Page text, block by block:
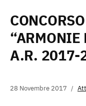
“ARMONIE
A.R. 2017-
28 Novembre 2017